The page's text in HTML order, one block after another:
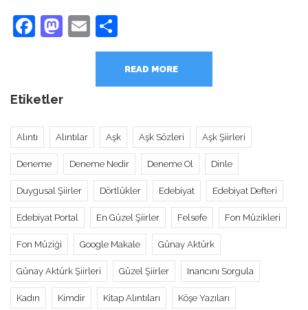
Facebook
Mastodon
Email
READ MORE
Etiketler
Alıntı Alıntılar Aşk Aşk Sözleri Aşk Şiirleri
Deneme Deneme Nedir Deneme Ol Dinle
Duygusal Şiirler Dörtlükler Edebiyat Edebiyat Defteri
Edebiyat Portal En Güzel Şiirler Felsefe Fon Müzikleri
Fon Müziği Google Makale Günay Aktürk
Günay Aktürk Şiirleri Güzel Şiirler Inancını Sorgula
Kadın Kimdir Kitap Alıntıları Köşe Yazıları